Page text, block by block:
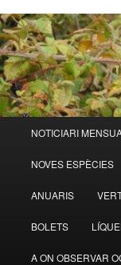
principal
NOTICIARI
NOVES ESPÈCIES
ANUARIS
BOLETS
A ON OBSERVAR